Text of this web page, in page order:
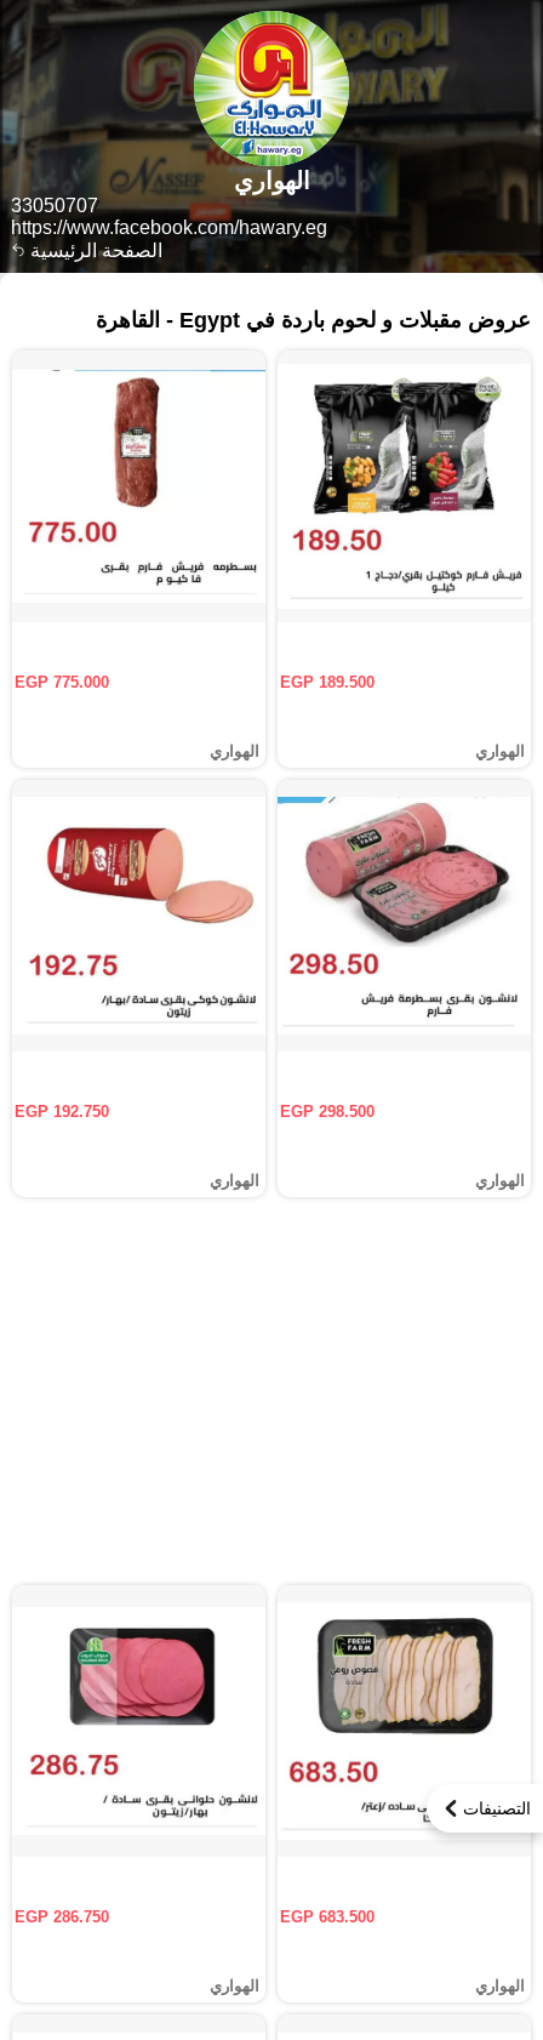
الصفحة الرئيسية
33050707
https://www.facebook.com/hawary.eg
الهواري
التصنيفات
عروض مقبلات و لحوم باردة في Egypt - القاهرة
EGP 189.500
الهواري
EGP 775.000
الهواري
EGP 298.500
الهواري
EGP 192.750
الهواري
EGP 683.500
الهواري
EGP 286.750
الهواري